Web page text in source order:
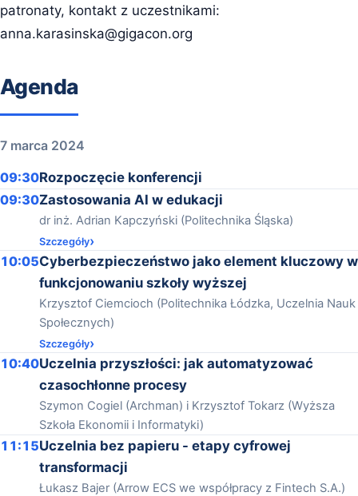
patronaty, kontakt z uczestnikami:
anna.karasinska@gigacon.org
Agenda
7 marca 2024
09:30Rozpoczęcie konferencji
09:30Zastosowania AI w edukacji
dr inż. Adrian Kapczyński (Politechnika Śląska)
Szczegóły
10:05Cyberbezpieczeństwo jako element kluczowy w
funkcjonowaniu szkoły wyższej
Krzysztof Ciemcioch (Politechnika Łódzka, Uczelnia Nauk
Społecznych)
Szczegóły
10:40Uczelnia przyszłości: jak automatyzować
czasochłonne procesy
Szymon Cogiel (Archman) i Krzysztof Tokarz (Wyższa
Szkoła Ekonomii i Informatyki)
11:15Uczelnia bez papieru - etapy cyfrowej
transformacji
Łukasz Bajer (Arrow ECS we współpracy z Fintech S.A.)